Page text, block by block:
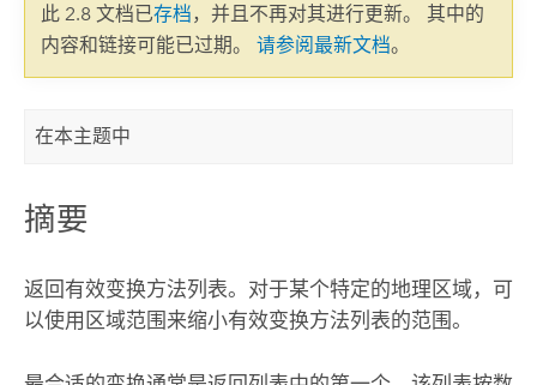
此 2.8 文档已存档，并且不再对其进行更新。 其中的
内容和链接可能已过期。 请参阅最新文档。
在本主题中
摘要
返回有效变换方法列表。对于某个特定的地理区域，可
以使用区域范围来缩小有效变换方法列表的范围。